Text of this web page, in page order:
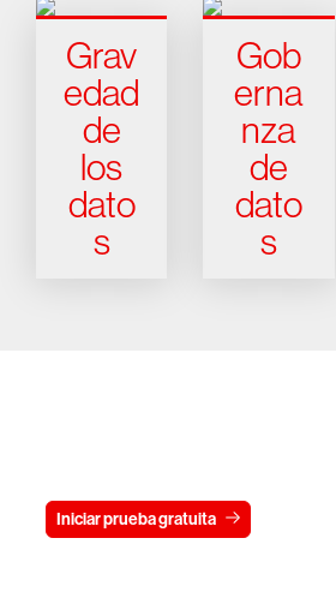
Grav
edad
de
los
dato
s
Gob
erna
nza
de
dato
s
Iniciar prueba gratuita